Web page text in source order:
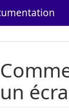
un